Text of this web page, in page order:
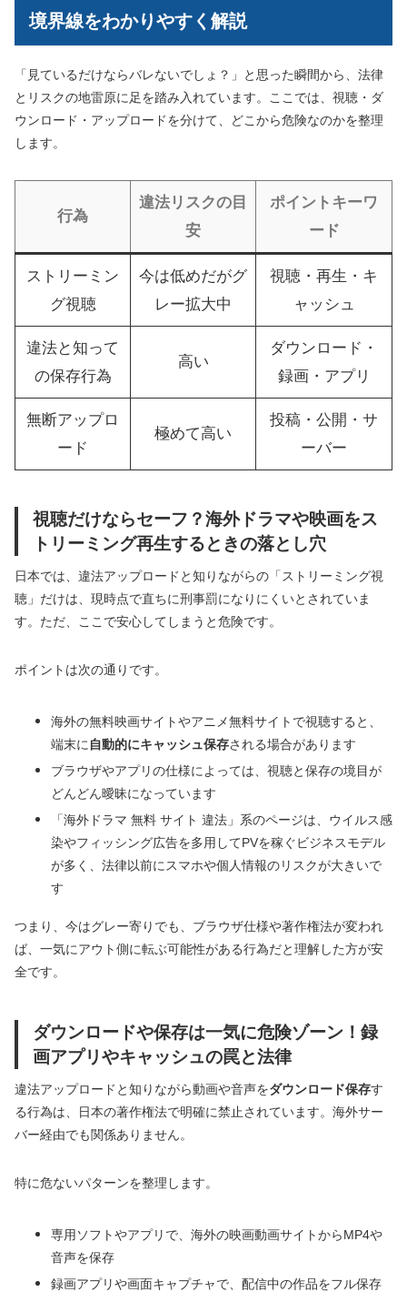
境界線をわかりやすく解説
「見ているだけならバレないでしょ？」と思った瞬間から、法律
とリスクの地雷原に足を踏み入れています。ここでは、視聴・ダ
ウンロード・アップロードを分けて、どこから危険なのかを整理
します。
行為
違法リスクの目
安
ポイントキーワ
ード
ストリーミン
グ視聴
今は低めだがグ
レー拡大中
視聴・再生・キ
ャッシュ
違法と知って
の保存行為
高い
ダウンロード・
録画・アプリ
無断アップロ
ード
極めて高い
投稿・公開・サ
ーバー
視聴だけならセーフ？海外ドラマや映画をス
トリーミング再生するときの落とし穴
日本では、違法アップロードと知りながらの「ストリーミング視
聴」だけは、現時点で直ちに刑事罰になりにくいとされていま
す。ただ、ここで安心してしまうと危険です。
ポイントは次の通りです。
海外の無料映画サイトやアニメ無料サイトで視聴すると、
端末に 自動的にキャッシュ保存される場合があります
ブラウザやアプリの仕様によっては、視聴と保存の境目が
どんどん曖昧になっています
「海外ドラマ 無料 サイト 違法」系のページは、ウイルス感
染やフィッシング広告を多用してPVを稼ぐビジネスモデル
が多く、法律以前にスマホや個人情報のリスクが大きいで
す
つまり、今はグレー寄りでも、ブラウザ仕様や著作権法が変われ
ば、一気にアウト側に転ぶ可能性がある行為だと理解した方が安
全です。
ダウンロードや保存は一気に危険ゾーン！録
画アプリやキャッシュの罠と法律
違法アップロードと知りながら動画や音声をダウンロード保存す
る行為は、日本の著作権法で明確に禁止されています。海外サー
バー経由でも関係ありません。
特に危ないパターンを整理します。
専用ソフトやアプリで、海外の映画動画サイトからMP4や
音声を保存
録画アプリや画面キャプチャで、配信中の作品をフル保存